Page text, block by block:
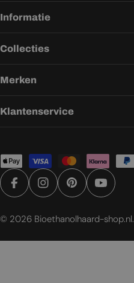
Informatie
Collecties
Merken
Klantenservice
Betaalmethoden
FacebookInstagramPinterestYouTube
© 2026 Bioethanolhaard-shop.nl.